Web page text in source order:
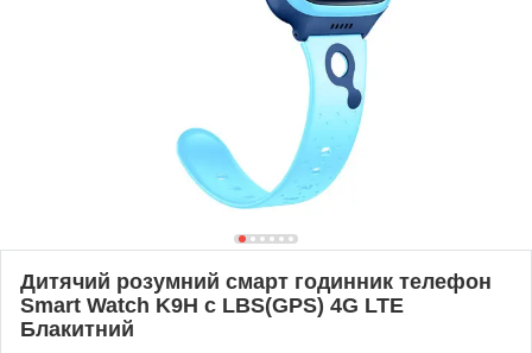
Дитячий розумний смарт годинник телефон
Smart Watch K9H с LBS(GPS) 4G LTE
Блакитний